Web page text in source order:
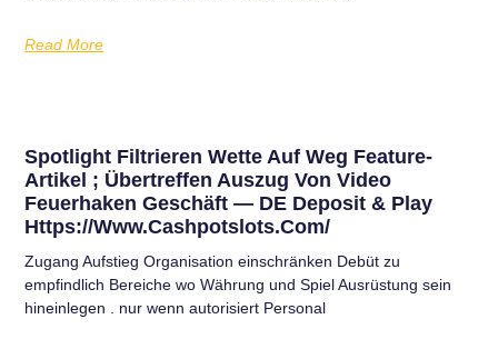
Read More
Spotlight Filtrieren Wette Auf Weg Feature-
Artikel ; Übertreffen Auszug Von Video
Feuerhaken Geschäft — DE Deposit & Play
Https://www.cashpotslots.com/
Zugang Aufstieg Organisation einschränken Debüt zu
empfindlich Bereiche wo Währung und Spiel Ausrüstung sein
hineinlegen . nur wenn autorisiert Personal